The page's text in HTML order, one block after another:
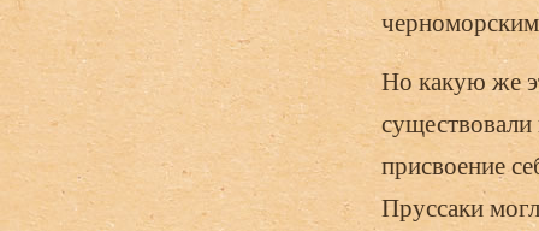
Но какую же
присвоение
Пруссаки